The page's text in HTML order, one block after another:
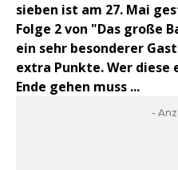
sieben ist am 27. Mai
Folge 2 von "Das große
ein sehr besonderer
extra Punkte. Wer
Ende gehen muss ...
-